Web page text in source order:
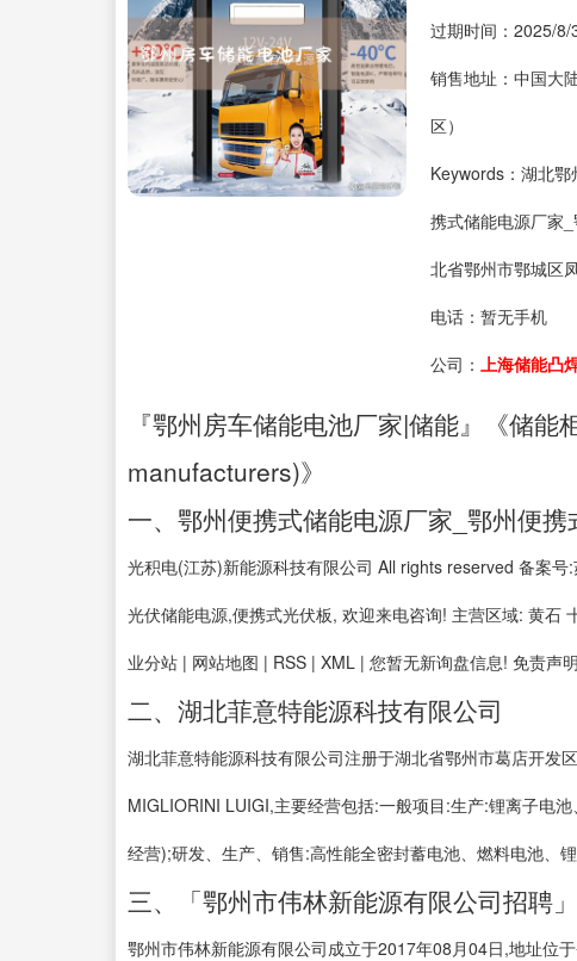
过期时间：2025/8/
销售地址：中国大
区）
Keywords：湖北
携式储能电源厂家
北省鄂州市鄂城区
电话：暂无手机
公司：上海储能凸
『鄂州房车储能电池厂家|储能』《储
manufacturers)》
一、鄂州便携式储能电源厂家_鄂州便
光积电(江苏)新能源科技有限公司 All rights reserved 备案
光伏储能电源,便携式光伏板, 欢迎来电咨询! 主营区域: 黄石
业分站 | 网站地图 | RSS | XML | 您暂无新询盘信息! 免责声
二、湖北菲意特能源科技有限公司
湖北菲意特能源科技有限公司注册于湖北省鄂州市葛店开发
MIGLIORINI LUIGI,主要经营包括:一般项目:生产:锂离子电
经营);研发、生产、销售:高性能全密封蓄电池、燃料电池、
三、「鄂州市伟林新能源有限公司招聘
鄂州市伟林新能源有限公司成立于2017年08月04日,地址位